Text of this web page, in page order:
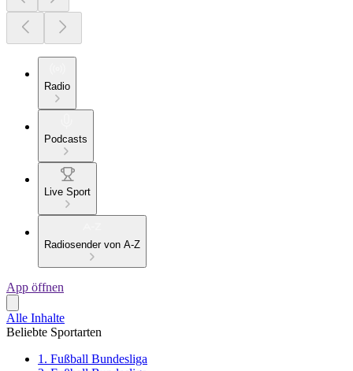
Radio
Podcasts
Live Sport
Radiosender von A-Z
App öffnen
Alle Inhalte
Beliebte Sportarten
1. Fußball Bundesliga